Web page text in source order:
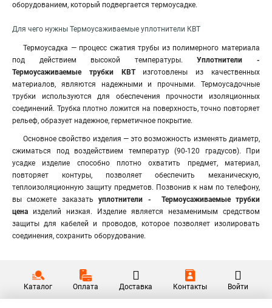
оборудованием, который подвергается термоусадке.
Для чего нужны Термоусаживаемые уплотнители КВТ
Термоусадка — процесс сжатия трубы из полимерного материала
под действием высокой температуры.Уплотнители -
Термоусаживаемые трубки КВТизготовлены из качественных
материалов, являются надежными и прочными. Термоусадочные
трубки используются для обеспечения прочности изоляционных
соединений. Трубка плотно ложится на поверхность, точно повторяет
рельеф, образует надежное, герметичное покрытие.
Основное свойство изделия — это возможность изменять диаметр,
сжиматься под воздействием температур (90-120 градусов). При
усадке изделие способно плотно охватить предмет, материал,
повторяет контуры, позволяет обеспечить механическую,
теплоизоляционную защиту предметов. Позвонив к нам по телефону,
вы сможете заказатьуплотнители - Термоусаживаемые
трубки
цена изделий низкая. Изделие является незаменимым средством
защиты для кабелей и проводов, которое позволяет изолировать
соединения, сохранить оборудование.
Каталог Оплата Доставка Контакты Войти